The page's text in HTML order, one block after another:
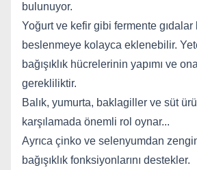
bulunuyor.
Yoğurt ve kefir gibi fermente
beslenmeye kolayca eklenebilir.
bağışıklık hücrelerinin yapımı ve
gerekliliktir.
Balık, yumurta, baklagiller ve süt
karşılamada önemli rol oynar...
Ayrıca çinko ve selenyumdan
bağışıklık fonksiyonlarını destekler.